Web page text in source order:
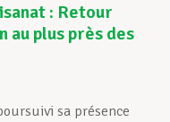
: Retour
au plus près des
sa présence